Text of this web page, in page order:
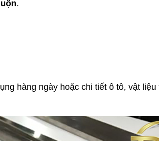
.
hàng ngày hoặc chi tiết ô tô, vật